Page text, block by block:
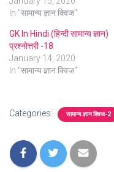
In "सामान्य ज्ञान क्विज"
GK In Hindi (हिन्दी सामान्य ज्ञान)
प्रश्नोत्तरी -18
January 14, 2020
In "सामान्य ज्ञान क्विज"
Categories: सामान्य ज्ञान क्विज-2